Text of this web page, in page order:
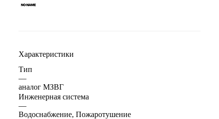
Характеристики
Тип
—
аналог МЗВГ
Инженерная система
—
Водоснабжение, Пожаротушение